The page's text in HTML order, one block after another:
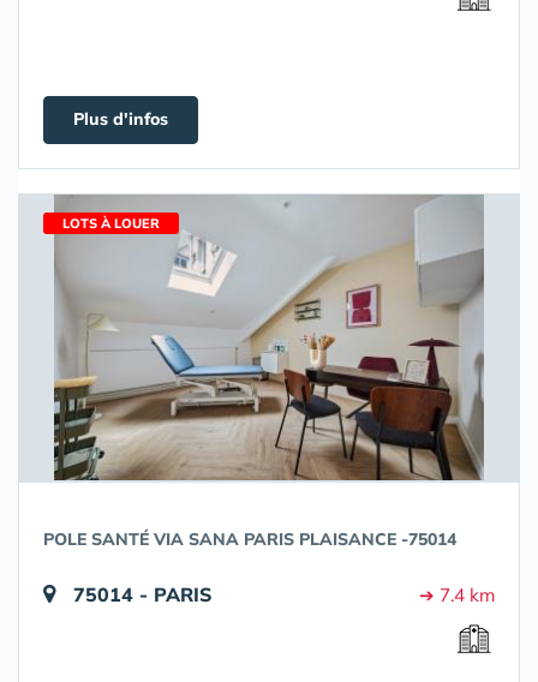
Plus d'infos
LOTS À LOUER
POLE SANTÉ VIA SANA PARIS PLAISANCE -75014
75014 - PARIS ➔ 7.4 km